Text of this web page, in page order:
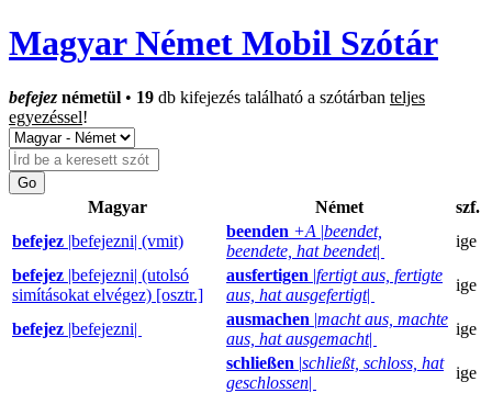
Magyar Német Mobil Szótár
befejez németül • 19 db kifejezés található a szótárban teljes
egyezéssel!
Magyar Német
szf.
befejez |befejezni| (vmit)
beenden +A |beendet,
beendete, hat beendet|
ige
befejez |befejezni| (utolsó
simításokat elvégez) [osztr.]
ausfertigen |fertigt aus, fertigte
aus, hat ausgefertigt|
ige
befejez |befejezni|
ausmachen |macht aus, machte
aus, hat ausgemacht|
ige
schließen |schließt, schloss, hat
geschlossen|
ige